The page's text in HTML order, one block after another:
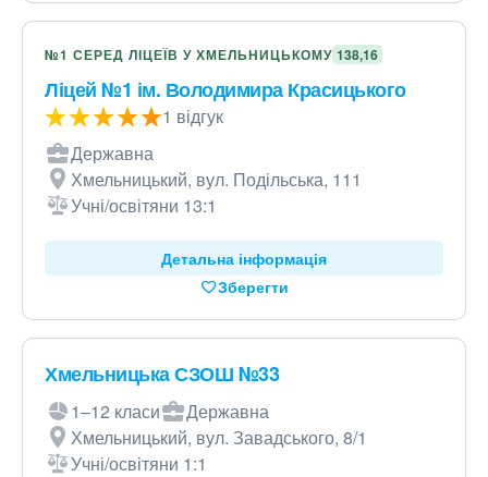
№1 СЕРЕД ЛІЦЕЇВ У ХМЕЛЬНИЦЬКОМУ 138,16
Ліцей №1 ім. Володимира Красицького
1 відгук
Державна
Хмельницький, вул. Подільська, 111
Учні/освітяни 13:1
Детальна інформація
Зберегти
Хмельницька СЗОШ №33
1–12 класи
Державна
Хмельницький, вул. Завадського, 8/1
Учні/освітяни 1:1